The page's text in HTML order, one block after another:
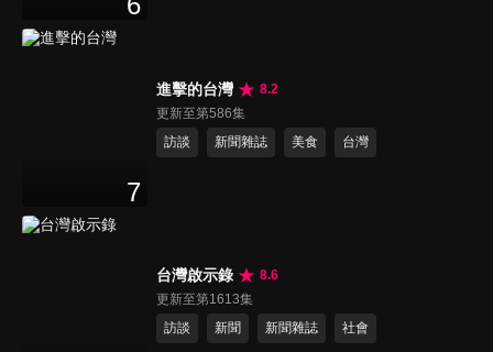
7
進擊的台灣
8.2
更新至第586集
訪談
新聞雜誌 美食 台灣
台灣啟示錄
8.6
更新至第1613集
訪談
新聞 新聞雜誌 社會